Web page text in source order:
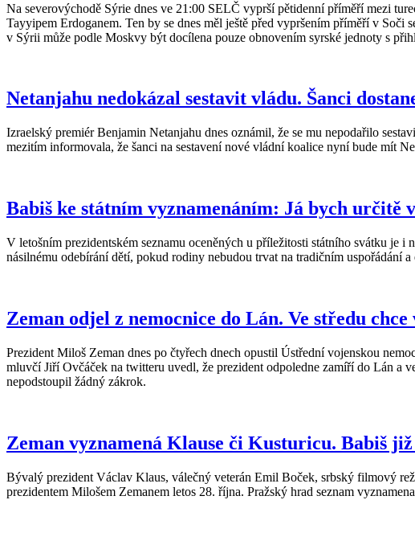
Na severovýchodě Sýrie dnes ve 21:00 SELČ vyprší pětidenní příměří mezi
Tayyipem Erdoganem. Ten by se dnes měl ještě před vypršením příměří v
v Sýrii může podle Moskvy být docílena pouze obnovením syrské jednoty s
Netanjahu nedokázal sestavit vládu. Šanci
Izraelský premiér Benjamin Netanjahu dnes oznámil, že se mu nepodařilo
mezitím informovala, že šanci na sestavení nové vládní koalice nyní bude mít
Babiš ke státním vyznamenáním: Já bych určitě
V letošním prezidentském seznamu oceněných u příležitosti státního svátku
násilnému odebírání dětí, pokud rodiny nebudou trvat na tradičním uspořádání
Zeman odjel z nemocnice do Lán. Ve středu chce
Prezident Miloš Zeman dnes po čtyřech dnech opustil Ústřední vojenskou
mluvčí Jiří Ovčáček na twitteru uvedl, že prezident odpoledne zamíří do Lán a
nepodstoupil žádný zákrok.
Zeman vyznamená Klause či Kusturicu. Babiš již
Bývalý prezident Václav Klaus, válečný veterán Emil Boček, srbský filmový
prezidentem Milošem Zemanem letos 28. října. Pražský hrad seznam